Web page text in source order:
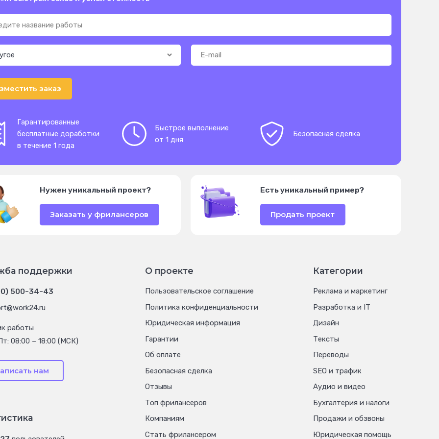
заказ
Гарантированные
бесплатные доработки
в течение 1 года
Быстрое выполнение
от 1 дня
Безопасная сделка
Нужен уникальный проект?
Заказать у фрилансеров
Есть уникальный пример?
Продать проект
поддержки
500-34-43
работы
08:00 – 18:00 (МСК)
нам
Категории
Реклама и маркетинг
Разработка и IT
Дизайн
Тексты
Переводы
SEO и трафик
Аудио и видео
Бухгалтерия и налоги
Продажи и обзвоны
Юридическая помощь
О проекте
Пользовательское соглашение
Политика конфиденциальности
Юридическая информация
Гарантии
Об оплате
Безопасная сделка
Отзывы
Топ фрилансеров
Компаниям
Стать фрилансером